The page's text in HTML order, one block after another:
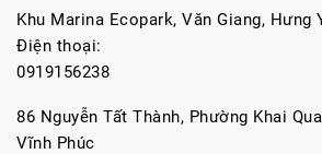
Khu Marina Ecopark, Văn Giang, Hưng
Điện thoại:
0919156238
86 Nguyễn Tất Thành, Phường Khai
Vĩnh Phúc